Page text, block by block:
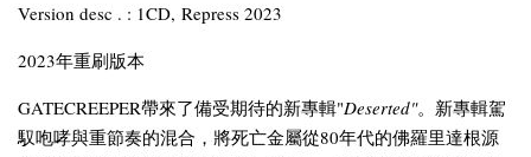
Version desc . : 1CD, Repress 2023
2023年重刷版本
GATECREEPER帶來了備受期待的新專輯"Deserted"。新專輯駕
馭咆哮與重節奏的混合，將死亡金屬從80年代的佛羅里達根源